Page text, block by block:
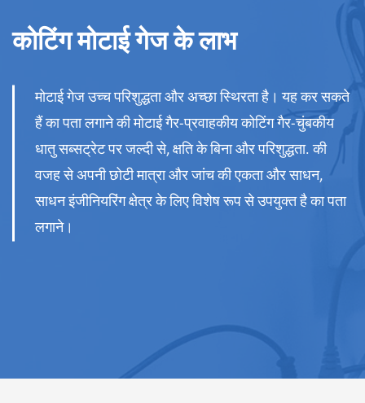
कोटिंग मोटाई गेज के लाभ
मोटाई गेज उच्च परिशुद्धता और अच्छा स्थिरता है। यह कर सकते
हैं का पता लगाने की मोटाई गैर-प्रवाहकीय कोटिंग गैर-चुंबकीय
धातु सब्सट्रेट पर जल्दी से, क्षति के बिना और परिशुद्धता. की
वजह से अपनी छोटी मात्रा और जांच की एकता और साधन,
साधन इंजीनियरिंग क्षेत्र के लिए विशेष रूप से उपयुक्त है का पता
लगाने।